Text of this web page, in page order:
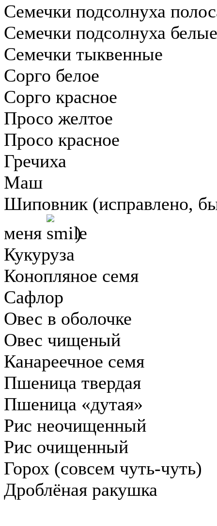
Семечки подсолнуха
Семечки подсолнуха белые
Семечки тыквенные
Сорго белое
Сорго красное
Просо желтое
Просо красное
Гречиха
Маш
Шиповник (исправлено,
меня
)
Кукуруза
Конопляное семя
Сафлор
Овес в оболочке
Овес чищеный
Канареечное семя
Пшеница твердая
Пшеница «дутая»
Рис неочищенный
Рис очищенный
Горох (совсем чуть-чуть)
Дроблёная ракушка